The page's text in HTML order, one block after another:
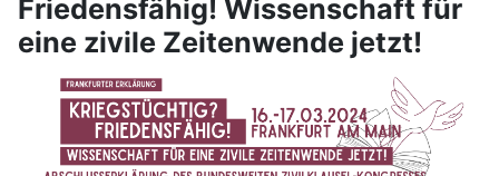
Friedensfähig! Wissenschaft für
eine zivile Zeitenwende jetzt!